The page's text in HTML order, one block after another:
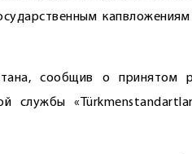
сообщив о принятом
службы